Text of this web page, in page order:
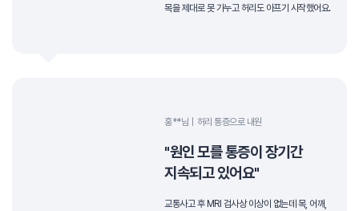
목을 제대로 못 가누고 허리도 아프기 시작했어요.
홍**님 허리 통증으로 내원
"원인 모를 통증이 장기간
지속되고 있어요"
교통사고 후 MRI 검사상 이상이 없는데 목, 어깨,